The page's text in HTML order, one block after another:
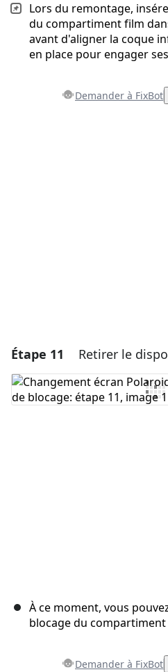
Lors du remontage,
du compartiment film
avant d'aligner la coque
en place pour engager
Demander à FixBot
Étape 11 Retirer le
À ce moment, vous
blocage du
Demander à FixBot